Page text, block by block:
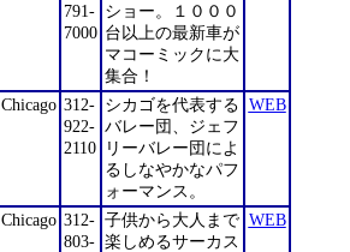
791-
7000
ショー。１０００
台以上の最新車が
マコーミックに大
集合！
Chicago 312-
922-
2110
シカゴを代表する
バレー団、ジェフ
リーバレー団によ
るしなやかなパフ
ォーマンス。
WEB
Chicago 312-
803-
子供から大人まで
楽しめるサーカス
WEB